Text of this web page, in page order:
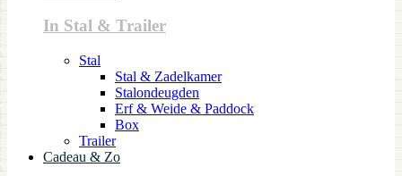
In Stal & Trailer
Stal
Stal & Zadelkamer
Stalondeugden
Erf & Weide & Paddock
Box
Trailer
Cadeau & Zo